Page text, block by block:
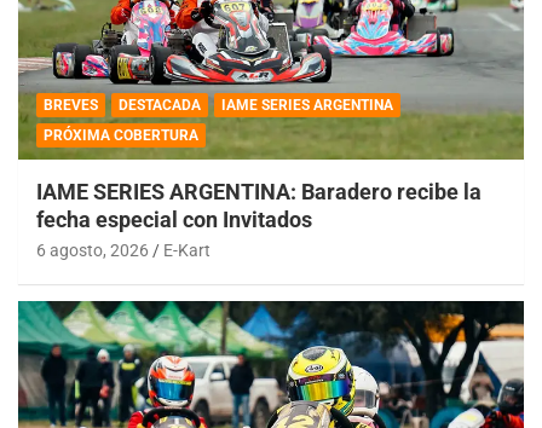
BREVES DESTACADA
IAME SERIES ARGENTINA
PRÓXIMA COBERTURA
IAME SERIES ARGENTINA: Baradero recibe la
fecha especial con Invitados
6 agosto, 2026 E-Kart